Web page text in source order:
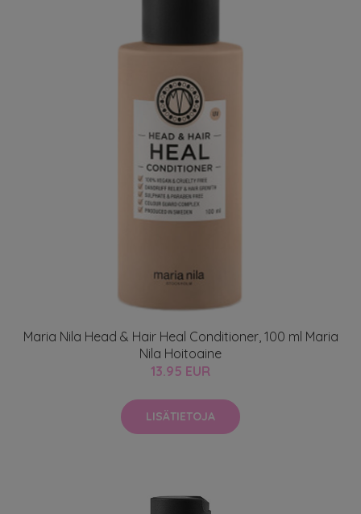
Maria Nila Head & Hair Heal Conditioner, 100 ml Maria
Nila Hoitoaine
13.95 EUR
LISÄTIETOJA